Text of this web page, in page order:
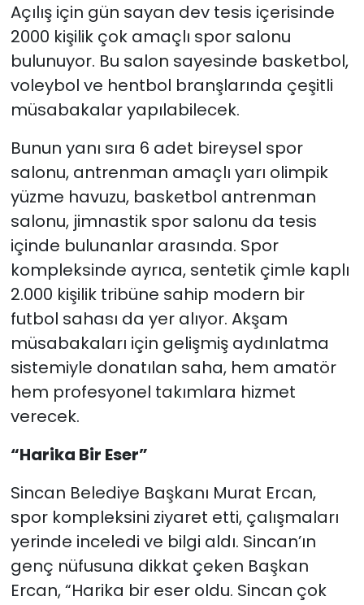
Açılış için gün sayan dev tesis içerisinde
2000 kişilik çok amaçlı spor salonu
bulunuyor. Bu salon sayesinde basketbol,
voleybol ve hentbol branşlarında çeşitli
müsabakalar yapılabilecek.
Bunun yanı sıra 6 adet bireysel spor
salonu, antrenman amaçlı yarı olimpik
yüzme havuzu, basketbol antrenman
salonu, jimnastik spor salonu da tesis
içinde bulunanlar arasında. Spor
kompleksinde ayrıca, sentetik çimle kaplı
2.000 kişilik tribüne sahip modern bir
futbol sahası da yer alıyor. Akşam
müsabakaları için gelişmiş aydınlatma
sistemiyle donatılan saha, hem amatör
hem profesyonel takımlara hizmet
verecek.
“Harika Bir Eser”
Sincan Belediye Başkanı Murat Ercan,
spor kompleksini ziyaret etti, çalışmaları
yerinde inceledi ve bilgi aldı. Sincan’ın
genç nüfusuna dikkat çeken Başkan
Ercan, “Harika bir eser oldu. Sincan çok